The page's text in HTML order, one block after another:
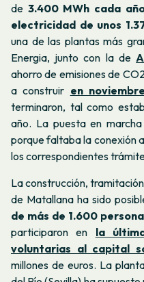
de 3.400 MWh cada
electricidad de unos
una de las plantas más
Energia, junto con la de
ahorro de emisiones de
a construir en noviembre
terminaron, tal como
año. La puesta en
porque faltaba la conexión
los correspondientes
La construcción,
de Matallana ha sido
de más de 1.600
participaron en la
voluntarias al capital
millones de euros. La